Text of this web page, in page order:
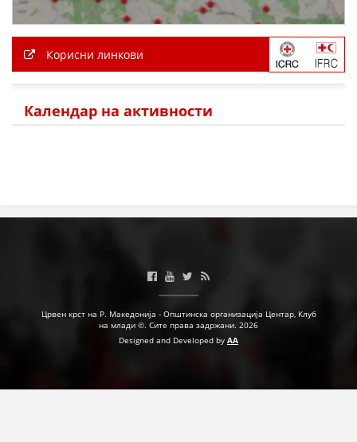
Корисни линкови
Календар на активности
Црвен крст на Р. Македонија - Општинска организација Центар, Клуб
на млади ©. Сите права задржани. 2026
Designed and Developed by AA